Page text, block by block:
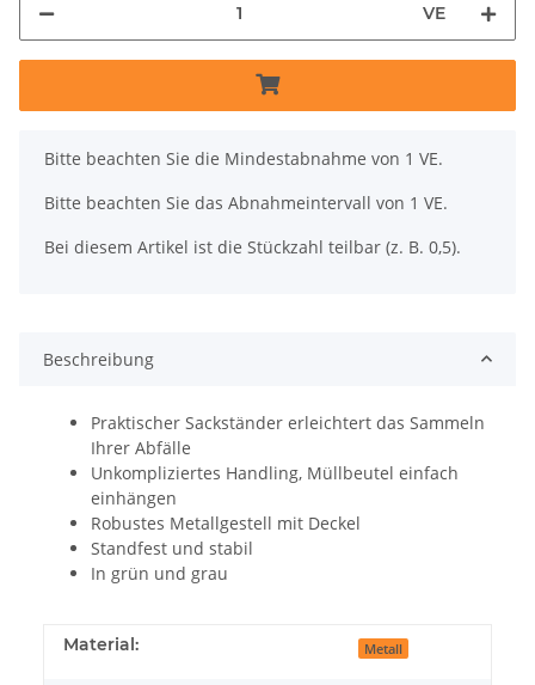
VE
x
Bitte beachten Sie die Mindestabnahme von 1 VE.
Bitte beachten Sie das Abnahmeintervall von 1 VE.
Bei diesem Artikel ist die Stückzahl teilbar (z. B. 0,5).
Beschreibung
Praktischer Sackständer erleichtert das Sammeln
Ihrer Abfälle
Unkompliziertes Handling, Müllbeutel einfach
einhängen
Robustes Metallgestell mit Deckel
Standfest und stabil
In grün und grau
Material: Metall